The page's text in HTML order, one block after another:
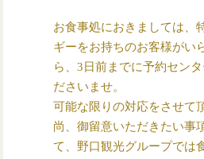
お食事処におきましては、
ギーをお持ちのお客様がい
ら、3日前までに予約セン
ださいませ。
可能な限りの対応をさせて
尚、御留意いただきたい事
て、野口観光グループでは